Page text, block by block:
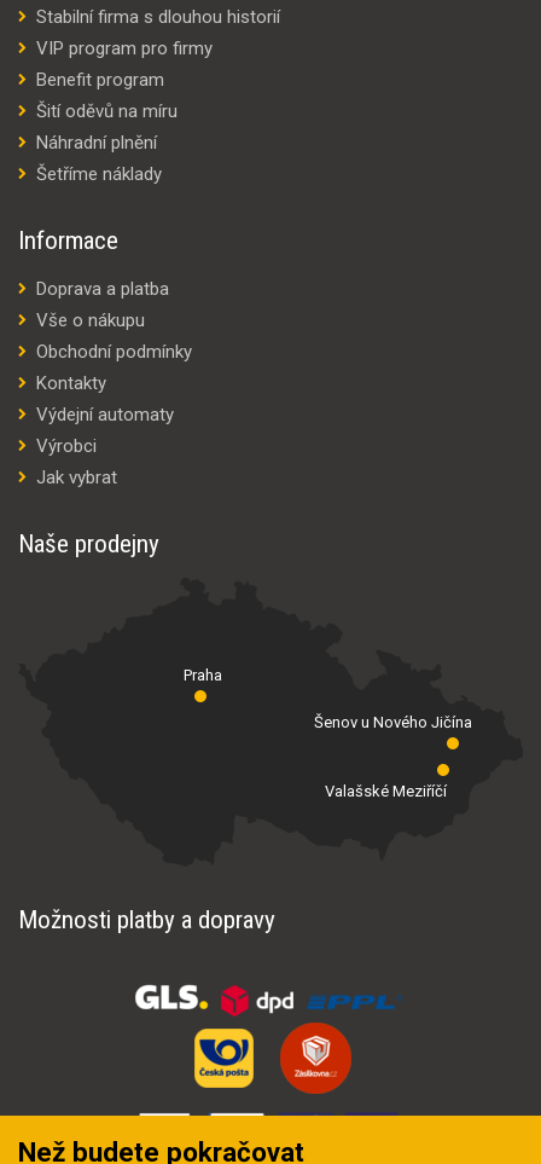
Stabilní firma s dlouhou historií
VIP program pro firmy
Benefit program
Šití oděvů na míru
Náhradní plnění
Šetříme náklady
Informace
Doprava a platba
Vše o nákupu
Obchodní podmínky
Kontakty
Výdejní automaty
Výrobci
Jak vybrat
Naše prodejny
Praha
Valašské Meziříčí
Šenov u Nového Jičína
Možnosti platby a dopravy
Než budete pokračovat